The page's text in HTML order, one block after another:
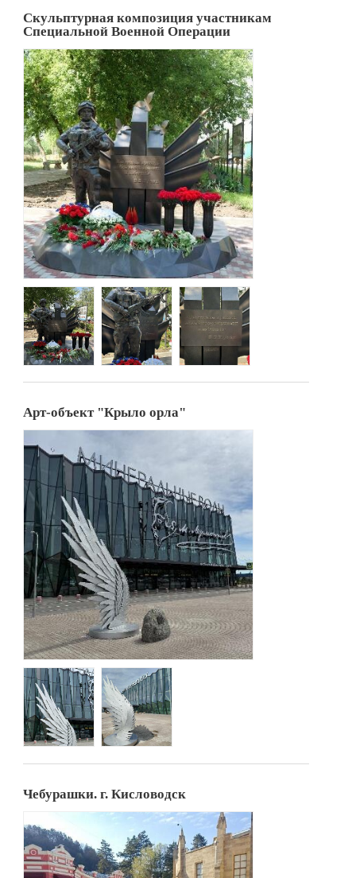
Скульптурная композиция участникам
Специальной Военной Операции
Арт-объект "Крыло орла"
Чебурашки. г. Кисловодск